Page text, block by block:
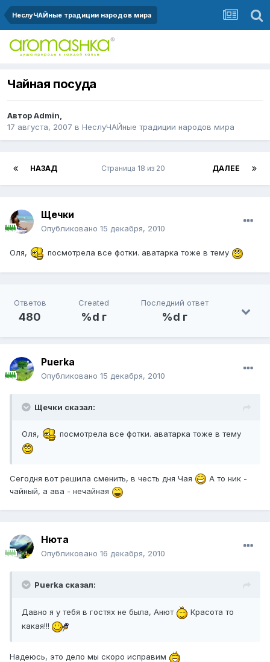
НеслуЧАЙные традиции народов мира
Чайная посуда
АвторAdmin,
17 августа, 2007 в НеслуЧАЙные традиции народов мира
НАЗАД ДАЛЕЕ
Страница 18 из 20
Щечки
Опубликовано 15 декабря, 2010
Оля, посмотрела все фотки. аватарка тоже в тему
Ответов
480
Created
%d г
Последний ответ
%d г
Puerka
Опубликовано 15 декабря, 2010
Щечки сказал:
Оля, посмотрела все фотки. аватарка тоже в тему
Сегодня вот решила сменить, в честь дня Чая
А то ник -
чайный, а ава - нечайная
Нюта
Опубликовано 16 декабря, 2010
Puerka сказал:
Давно я у тебя в гостях не была, Анют
Красота то
какая!!!
Надеюсь, это дело мы скоро исправим